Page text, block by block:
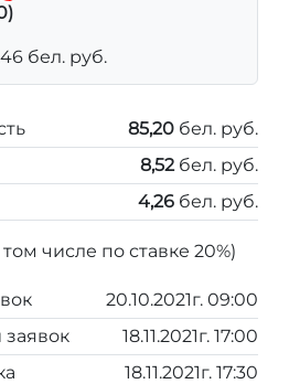
бел. руб.
85,20 бел. руб.
8,52 бел. руб.
4,26 бел. руб.
числе по ставке 20%)
20.10.2021г. 09:00
18.11.2021г. 17:00
18.11.2021г. 17:30